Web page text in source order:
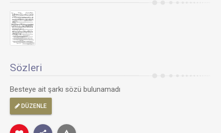
Sözleri
Besteye ait şarkı sözü bulunamadı
DÜZENLE